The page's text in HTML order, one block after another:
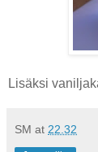
Lisäksi
SM at 22.32